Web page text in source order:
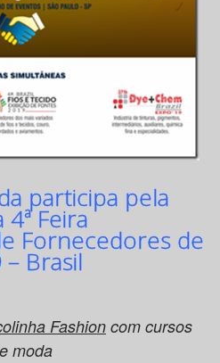
participa pela
Feira
Fornecedores de
Brasil
Fashioncom cursos
moda